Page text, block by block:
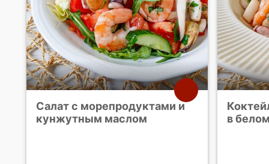
Салат с морепродуктами и
кунжутным маслом
в